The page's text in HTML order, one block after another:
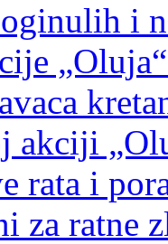
i
akciji
rata i
za ratne